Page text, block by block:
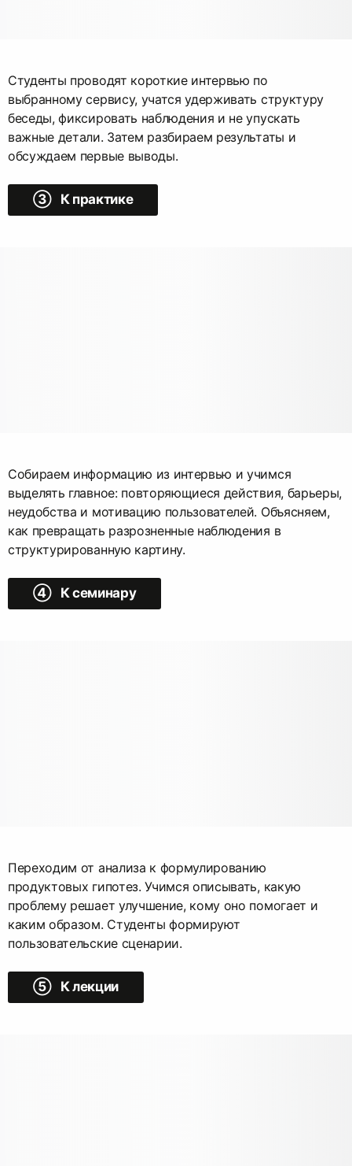
Студенты проводят короткие интервью по
выбранному сервису, учатся удерживать структуру
беседы, фиксировать наблюдения и не упускать
важные детали. Затем разбираем результаты и
обсуждаем первые выводы.
➂ К практике
Собираем информацию из интервью и учимся
выделять главное: повторяющиеся действия, барьеры,
неудобства и мотивацию пользователей. Объясняем,
как превращать разрозненные наблюдения в
структурированную картину.
➃ К семинару
Переходим от анализа к формулированию
продуктовых гипотез. Учимся описывать, какую
проблему решает улучшение, кому оно помогает и
каким образом. Студенты формируют
пользовательские сценарии.
➄ К лекции